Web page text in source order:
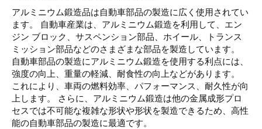
アルミニウム鍛造品は自動車部品の製造に広く使用されてい
ます。 自動車産業は、アルミニウム鍛造を利用して、エン
ジン ブロック、サスペンション部品、ホイール、トランス
ミッション部品などのさまざまな部品を製造しています。
自動車部品の製造にアルミニウム鍛造を使用する利点には、
強度の向上、重量の軽減、耐食性の向上などがあります。
これにより、車両の燃料効率、パフォーマンス、耐久性が向
上します。 さらに、アルミニウム鍛造は他の金属成形プロ
セスでは不可能な複雑な形状や形状を製造できるため、高性
能の自動車部品の製造に最適です。